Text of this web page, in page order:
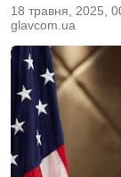
18 травня, 2025,
glavcom.ua